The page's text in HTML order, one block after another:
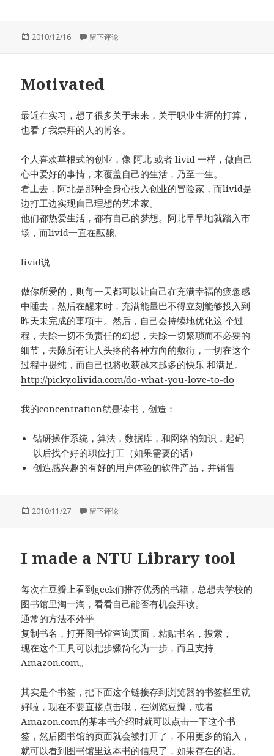
发
2010/12/16 于近来感兴趣的技术
留下评论
Motivated
最近在实习，想了很多关于未来，关于职业生涯的打算，
也看了我崇拜的人的博客。
个人喜欢草根式的创业，像 阿北 或者 livid 一样，做自己
心中爱好的事情，来覆盖自己的生活，乃至一生。
看上去，阿北是那种全身心投入创业的冒险家，而livid是
边打工边实现自己理想的艺术家。
他们都热爱生活，都有自己的梦想。阿北早早地就踏入市
场，而livid一直在酝酿。
livid说
做你所爱的，则每一天都可以让自己在充满幸福的疲惫感
中睡去，然后在醒来时，充满能量巴不得立刻能够投入到
昨天未完成的事项中。然后，自己会持续地优化这 个过
程，去除一切不负责任的幻想，去除一切繁琐而不必要的
细节，去除所有让人头疼的各种方向的敷衍，一切在这个
过程中提纯，而自己也将收获越来越多的快乐 和满足。
http://picky.olivida.com/do-what-you-love-to-do
我的concentration就是读书，创造：
钻研操作系统，算法，数据库，和网络的知识，起码
以后找个好的职位打工（如果需要的话）
创造感兴趣的有好的用户体验的软件产品，并销售
发
2010/11/27 于Motivated
留下评论
I made a NTU Library tool
每次在豆瓣上看到geek们推荐优秀的书籍，总想去学校的
图书馆里淘一淘，看看自己能否有机会拜读。
通常的方法不外乎
复制书名，打开图书馆查询页面，粘贴书名，搜索，
现在这个工具可以把步骤简化为一步，而且支持
Amazon.com。
其实是个书签，把下面这个链接存到浏览器的书签栏里就
好啦，现在不要直接点击哦，在浏览豆瓣，或者
Amazon.com的某本书介绍时就可以点击一下这个书
签，然后图书馆的页面就会被打开了，不用更多的输入，
就可以看到图书馆里这本书的信息了，如果存在的话。